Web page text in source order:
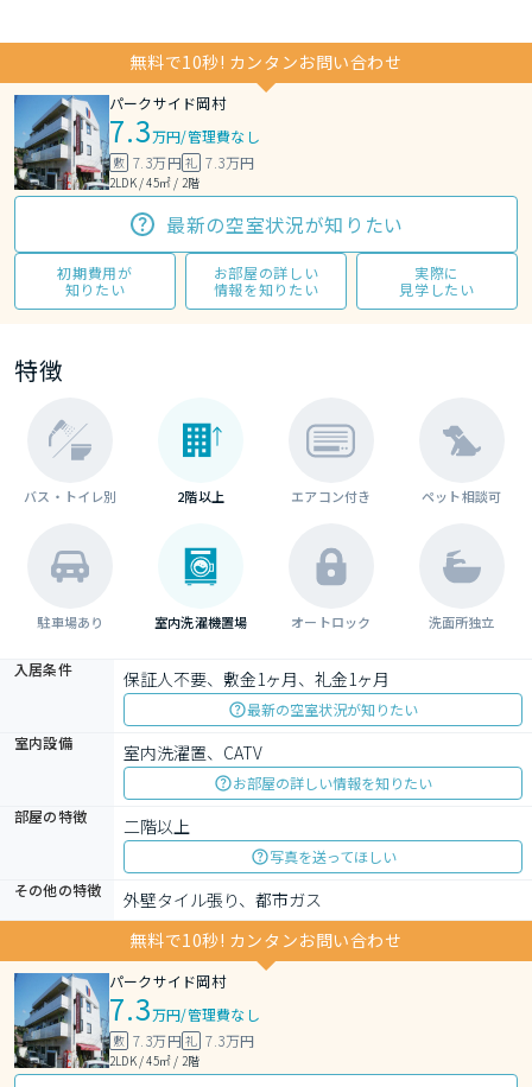
無料で10秒! カンタンお問い合わせ
パークサイド岡村
7.3万円/管理費なし
敷 7.3万円礼 7.3万円
2LDK / 45㎡ / 2階
最新の空室状況が知りたい
初期費用が
知りたい
お部屋の詳しい
情報を知りたい
実際に
見学したい
特徴
バス・トイレ別 2階以上 エアコン付き ペット相談可
駐車場あり 室内洗濯機置場 オートロック 洗面所独立
入居条件 保証人不要、敷金1ヶ月、礼金1ヶ月
最新の空室状況が知りたい
室内設備
室内洗濯置、CATV
お部屋の詳しい情報を知りたい
部屋の特徴
二階以上
写真を送ってほしい
その他の特徴
外壁タイル張り、都市ガス
無料で10秒! カンタンお問い合わせ
パークサイド岡村
7.3万円/管理費なし
敷 7.3万円礼 7.3万円
2LDK / 45㎡ / 2階